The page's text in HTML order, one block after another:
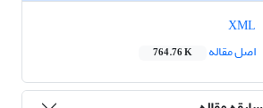
اصل مقاله
764.76 K